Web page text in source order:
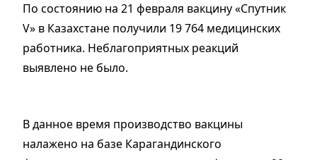
По состоянию на 21 февраля вакцину «Спутник
V» в Казахстане получили 19 764 медицинских
работника. Неблагоприятных реакций
выявлено не было.
В данное время производство вакцины
налажено на базе Карагандинского